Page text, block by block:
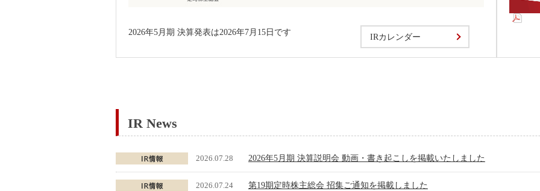
2026年5月期 決算発表は2026年7月15日です
IRカレンダー
IR News
2026.07.28 2026年5月期 決算説明会 動画・書き起こしを掲載いたしました
2026.07.24 第19期定時株主総会 招集ご通知を掲載しました